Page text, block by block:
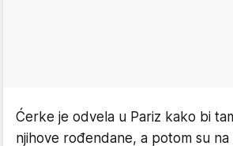
Ćerke je odvela u Pariz kako bi
njihove rođendane, a potom su na